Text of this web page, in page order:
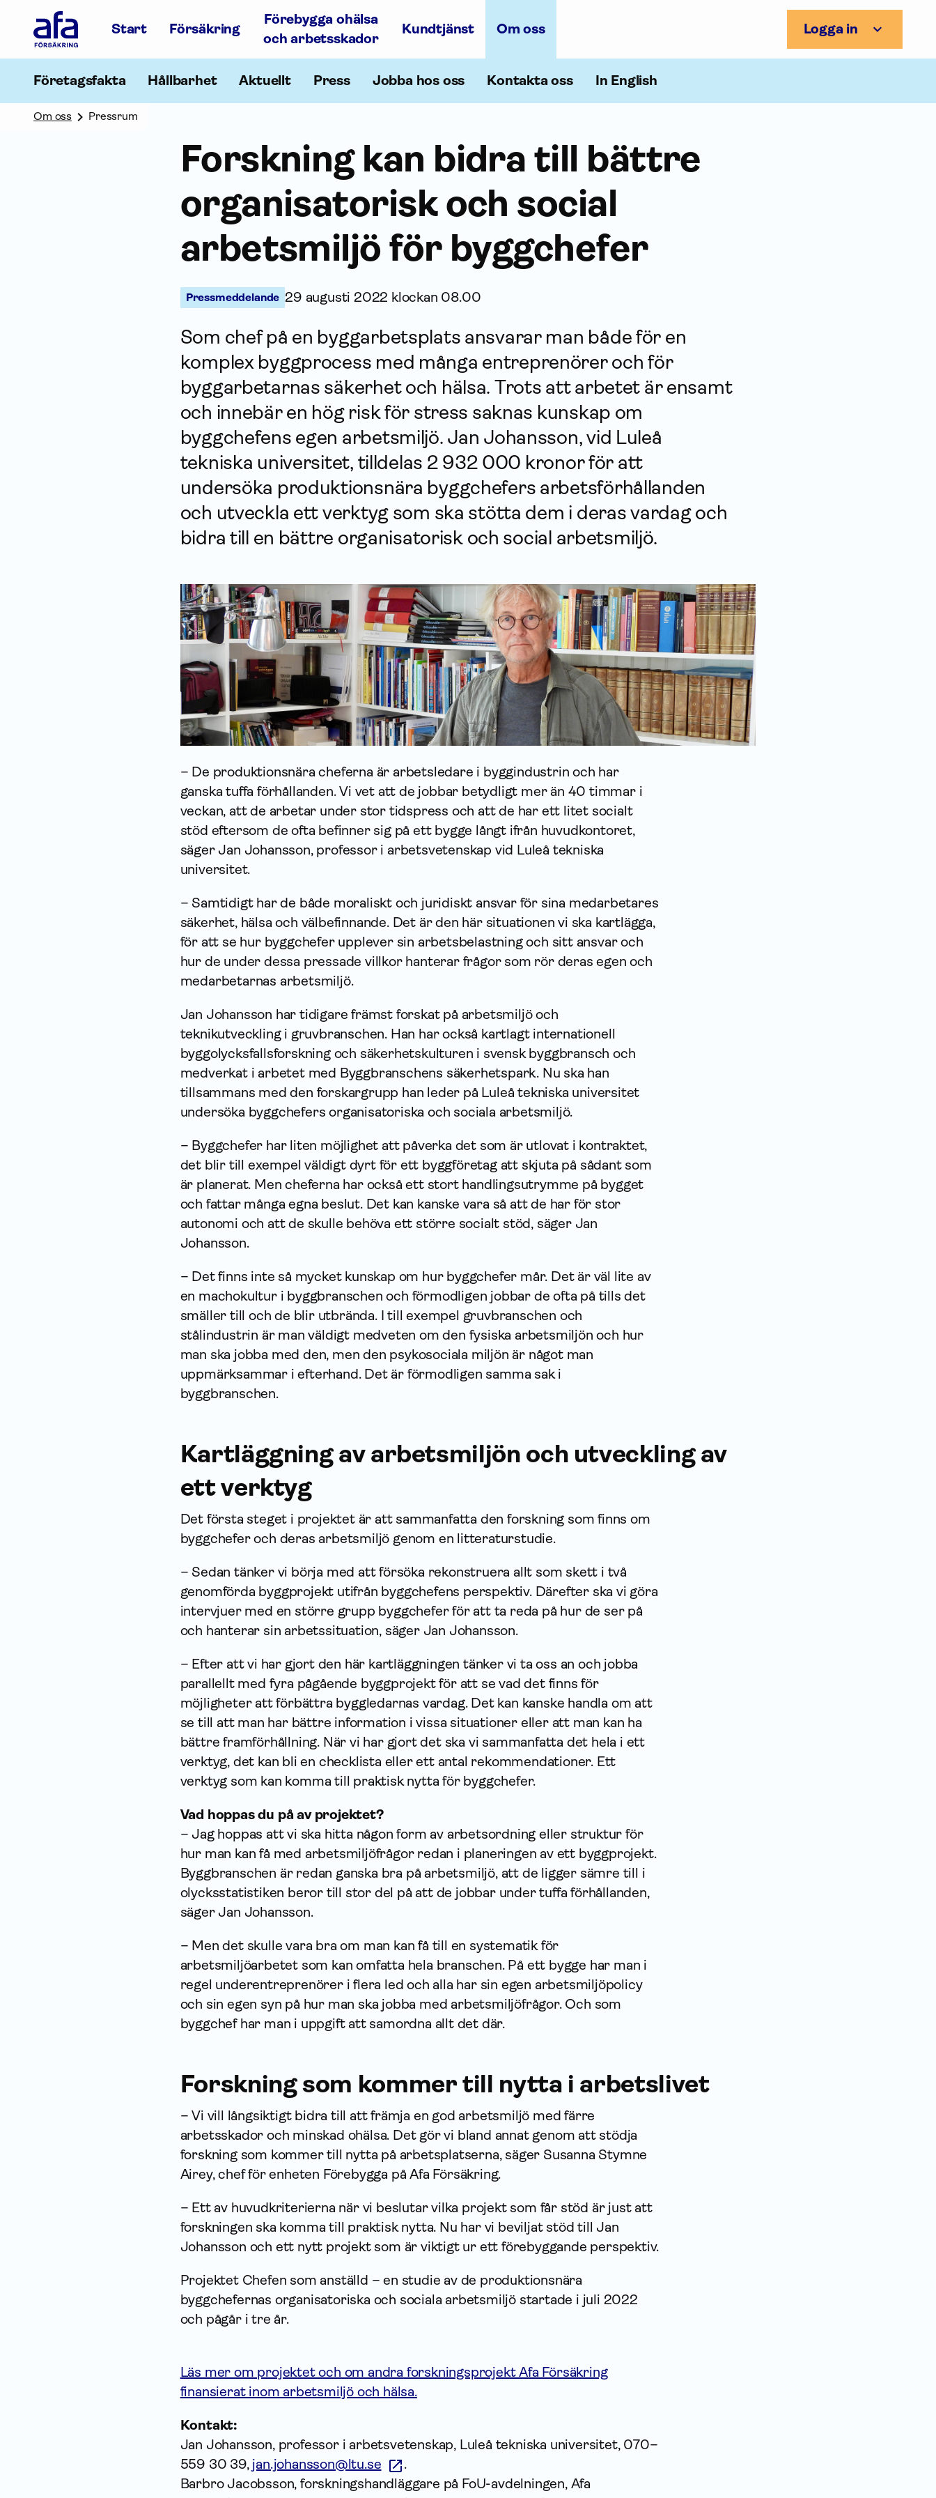
Försäkring
Gå
startsidan
Start Försäkring
Förebygga ohälsa
och arbetsskador
Kundtjänst Om oss Logga in
Företagsfakta Hållbarhet Aktuellt Press Jobba hos oss Kontakta oss In English
Om oss Pressrum
Forskning kan bidra till bättre
organisatorisk och social
arbetsmiljö för byggchefer
Pressmeddelande 29 augusti 2022 klockan 08.00
Som chef på en byggarbetsplats ansvarar man både för en
komplex byggprocess med många entreprenörer och för
byggarbetarnas säkerhet och hälsa. Trots att arbetet är ensamt
och innebär en hög risk för stress saknas kunskap om
byggchefens egen arbetsmiljö. Jan Johansson, vid Luleå
tekniska universitet, tilldelas 2 932 000 kronor för att
undersöka produktionsnära byggchefers arbetsförhållanden
och utveckla ett verktyg som ska stötta dem i deras vardag och
bidra till en bättre organisatorisk och social arbetsmiljö.
– De produktionsnära cheferna är arbetsledare i byggindustrin och har
ganska tuffa förhållanden. Vi vet att de jobbar betydligt mer än 40 timmar i
veckan, att de arbetar under stor tidspress och att de har ett litet socialt
stöd eftersom de ofta befinner sig på ett bygge långt ifrån huvudkontoret,
säger Jan Johansson, professor i arbetsvetenskap vid Luleå tekniska
universitet.
– Samtidigt har de både moraliskt och juridiskt ansvar för sina medarbetares
säkerhet, hälsa och välbefinnande. Det är den här situationen vi ska kartlägga,
för att se hur byggchefer upplever sin arbetsbelastning och sitt ansvar och
hur de under dessa pressade villkor hanterar frågor som rör deras egen och
medarbetarnas arbetsmiljö.
Jan Johansson har tidigare främst forskat på arbetsmiljö och
teknikutveckling i gruvbranschen. Han har också kartlagt internationell
byggolycksfallsforskning och säkerhetskulturen i svensk byggbransch och
medverkat i arbetet med Byggbranschens säkerhetspark. Nu ska han
tillsammans med den forskargrupp han leder på Luleå tekniska universitet
undersöka byggchefers organisatoriska och sociala arbetsmiljö.
– Byggchefer har liten möjlighet att påverka det som är utlovat i kontraktet,
det blir till exempel väldigt dyrt för ett byggföretag att skjuta på sådant som
är planerat. Men cheferna har också ett stort handlingsutrymme på bygget
och fattar många egna beslut. Det kan kanske vara så att de har för stor
autonomi och att de skulle behöva ett större socialt stöd, säger Jan
Johansson.
– Det finns inte så mycket kunskap om hur byggchefer mår. Det är väl lite av
en machokultur i byggbranschen och förmodligen jobbar de ofta på tills det
smäller till och de blir utbrända. I till exempel gruvbranschen och
stålindustrin är man väldigt medveten om den fysiska arbetsmiljön och hur
man ska jobba med den, men den psykosociala miljön är något man
uppmärksammar i efterhand. Det är förmodligen samma sak i
byggbranschen.
Kartläggning av arbetsmiljön och utveckling av
ett verktyg
Det första steget i projektet är att sammanfatta den forskning som finns om
byggchefer och deras arbetsmiljö genom en litteraturstudie.
– Sedan tänker vi börja med att försöka rekonstruera allt som skett i två
genomförda byggprojekt utifrån byggchefens perspektiv. Därefter ska vi göra
intervjuer med en större grupp byggchefer för att ta reda på hur de ser på
och hanterar sin arbetssituation, säger Jan Johansson.
– Efter att vi har gjort den här kartläggningen tänker vi ta oss an och jobba
parallellt med fyra pågående byggprojekt för att se vad det finns för
möjligheter att förbättra byggledarnas vardag. Det kan kanske handla om att
se till att man har bättre information i vissa situationer eller att man kan ha
bättre framförhållning. När vi har gjort det ska vi sammanfatta det hela i ett
verktyg, det kan bli en checklista eller ett antal rekommendationer. Ett
verktyg som kan komma till praktisk nytta för byggchefer.
Vad hoppas du på av projektet?
– Jag hoppas att vi ska hitta någon form av arbetsordning eller struktur för
hur man kan få med arbetsmiljöfrågor redan i planeringen av ett byggprojekt.
Byggbranschen är redan ganska bra på arbetsmiljö, att de ligger sämre till i
olycksstatistiken beror till stor del på att de jobbar under tuffa förhållanden,
säger Jan Johansson.
– Men det skulle vara bra om man kan få till en systematik för
arbetsmiljöarbetet som kan omfatta hela branschen. På ett bygge har man i
regel underentreprenörer i flera led och alla har sin egen arbetsmiljöpolicy
och sin egen syn på hur man ska jobba med arbetsmiljöfrågor. Och som
byggchef har man i uppgift att samordna allt det där.
Forskning som kommer till nytta i arbetslivet
– Vi vill långsiktigt bidra till att främja en god arbetsmiljö med färre
arbetsskador och minskad ohälsa. Det gör vi bland annat genom att stödja
forskning som kommer till nytta på arbetsplatserna, säger Susanna Stymne
Airey, chef för enheten Förebygga på Afa Försäkring.
– Ett av huvudkriterierna när vi beslutar vilka projekt som får stöd är just att
forskningen ska komma till praktisk nytta. Nu har vi beviljat stöd till Jan
Johansson och ett nytt projekt som är viktigt ur ett förebyggande perspektiv.
Projektet Chefen som anställd – en studie av de produktionsnära
byggchefernas organisatoriska och sociala arbetsmiljö startade i juli 2022
och pågår i tre år.
Läs mer om projektet och om andra forskningsprojekt Afa Försäkring
finansierat inom arbetsmiljö och hälsa.
Kontakt:
Jan Johansson, professor i arbetsvetenskap, Luleå tekniska universitet, 070–
559 30 39, jan.johansson@ltu.se
.
Barbro Jacobsson, forskningshandläggare på FoU-avdelningen, Afa